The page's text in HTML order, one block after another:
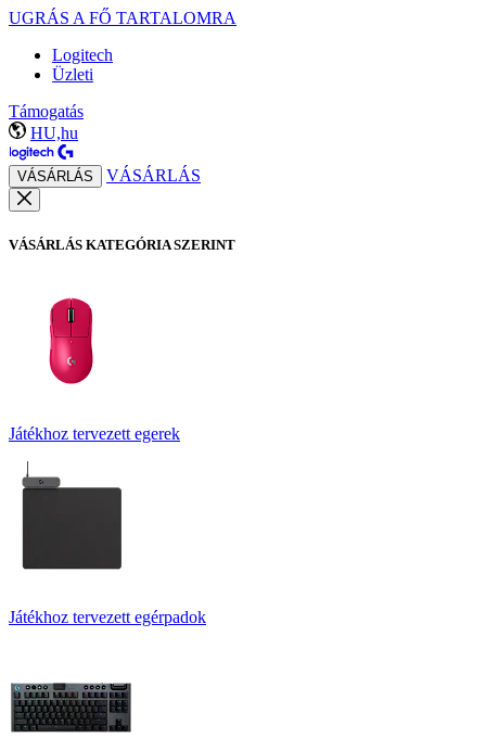
UGRÁS A FŐ TARTALOMRA
Logitech
Üzleti
Támogatás
HU,hu
VÁSÁRLÁS VÁSÁRLÁS
VÁSÁRLÁS KATEGÓRIA SZERINT
Játékhoz tervezett egerek
Játékhoz tervezett egérpadok